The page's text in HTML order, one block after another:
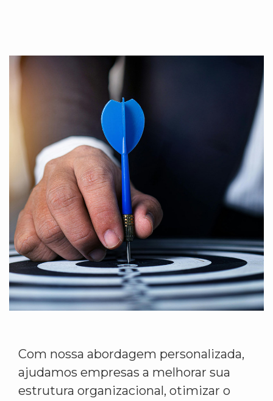
Com nossa abordagem personalizada,
ajudamos empresas a melhorar sua
estrutura organizacional, otimizar o